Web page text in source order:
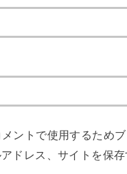
ントで使用するため
ドレス、サイトを保存